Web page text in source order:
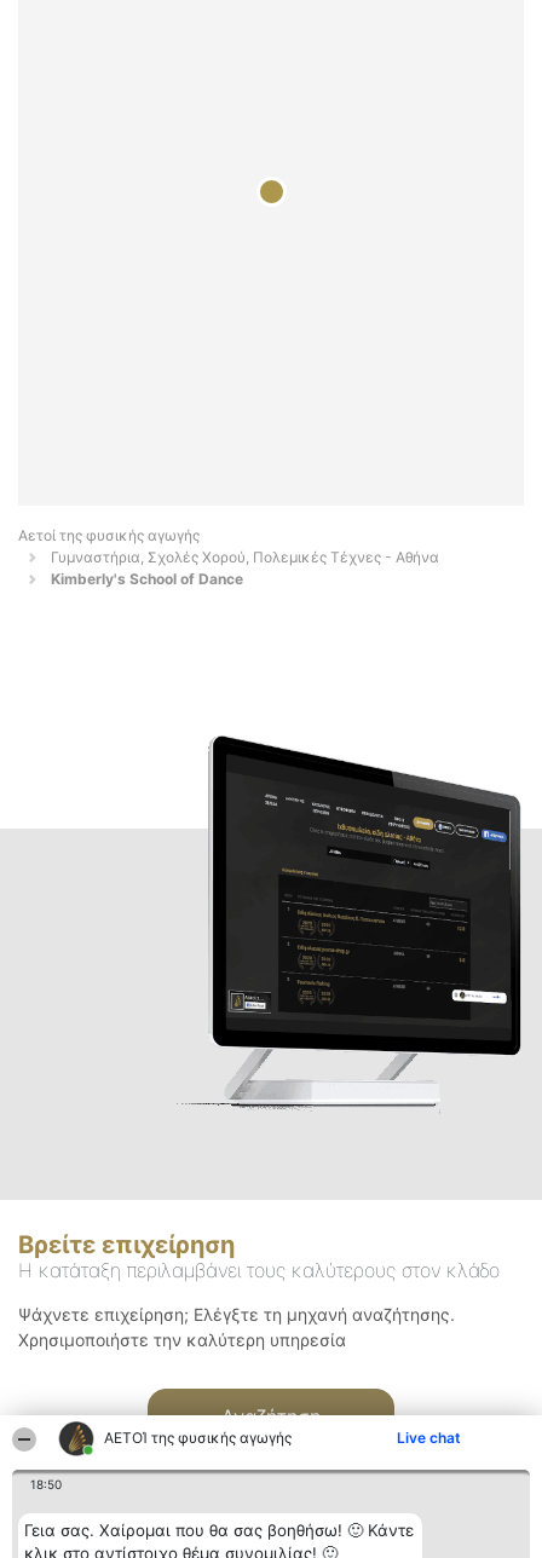
ΑΕΤΟΊ της φυσικής αγωγής Live chat
18:50
Γεια σας. Χαίρομαι που θα σας βοηθήσω! 🙂 Κάντε
κλικ στο αντίστοιχο θέμα συνομιλίας! 🙂
Αετοί της φυσικής αγωγής
Γυμναστήρια, Σχολές Χορού, Πολεμικές Τέχνες - Αθήνα
Kimberly's School of Dance
Βρείτε επιχείρηση
Η κατάταξη περιλαμβάνει τους καλύτερους στον κλάδο
Ψάχνετε επιχείρηση; Ελέγξτε τη μηχανή αναζήτησης.
Χρησιμοποιήστε την καλύτερη υπηρεσία
Αναζήτηση